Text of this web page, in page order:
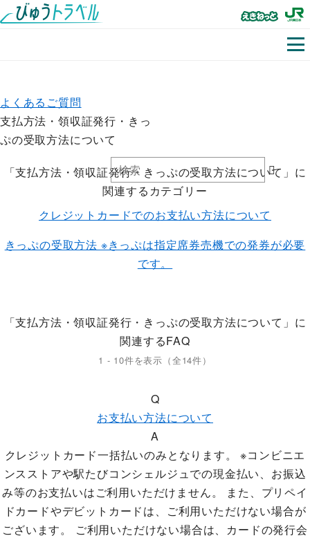
よくあるご質問
支払方法・領収証発行・きっ
ぷの受取方法について
「支払方法・領収証発行・きっぷの受取方法について」に
関連するカテゴリー
クレジットカードでのお支払い方法について
きっぷの受取方法 ※きっぷは指定席券売機での発券が必要
です。
「支払方法・領収証発行・きっぷの受取方法について」に
関連するFAQ
1 - 10件を表示（全14件）
Q
お支払い方法について
A
クレジットカード一括払いのみとなります。 ※コンビニエ
ンスストアや駅たびコンシェルジュでの現金払い、お振込
み等のお支払いはご利用いただけません。 また、プリペイ
ドカードやデビットカードは、ご利用いただけない場合が
ございます。 ご利用いただけない場合は、カードの発行会